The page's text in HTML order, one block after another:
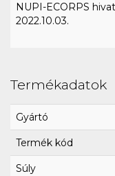
NUPI-ECORPS
2022.10.03.
Termékadatok
Gyártó
Termék kód
Súly